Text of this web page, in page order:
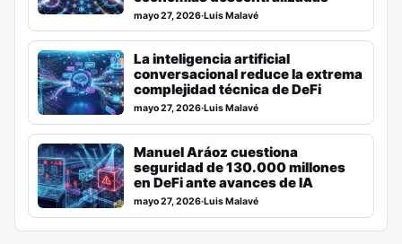
mayo 27, 2026·Luis Malavé
La inteligencia artificial
conversacional reduce la extrema
complejidad técnica de DeFi
mayo 27, 2026·Luis Malavé
Manuel Aráoz cuestiona
seguridad de 130.000 millones
en DeFi ante avances de IA
mayo 27, 2026·Luis Malavé